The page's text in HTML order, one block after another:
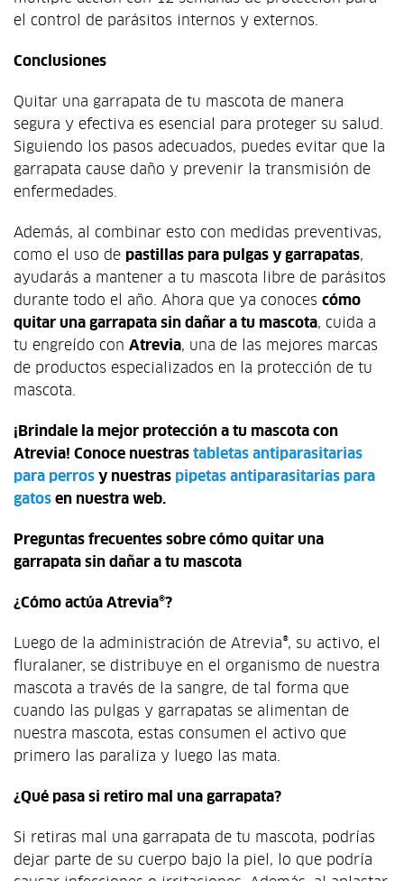
el control de parásitos internos y externos.
Conclusiones
Quitar una garrapata de tu mascota de manera
segura y efectiva es esencial para proteger su salud.
Siguiendo los pasos adecuados, puedes evitar que la
garrapata cause daño y prevenir la transmisión de
enfermedades.
Además, al combinar esto con medidas preventivas,
como el uso de pastillas para pulgas y garrapatas,
ayudarás a mantener a tu mascota libre de parásitos
durante todo el año. Ahora que ya conoces cómo
quitar una garrapata sin dañar a tu mascota, cuida a
tu engreído con Atrevia, una de las mejores marcas
de productos especializados en la protección de tu
mascota.
¡Brindale la mejor protección a tu mascota con
Atrevia! Conoce nuestras tabletas antiparasitarias
para perros y nuestras pipetas antiparasitarias para
gatos en nuestra web.
Preguntas frecuentes sobre cómo quitar una
garrapata sin dañar a tu mascota
¿Cómo actúa Atrevia®?
Luego de la administración de Atrevia®, su activo, el
fluralaner, se distribuye en el organismo de nuestra
mascota a través de la sangre, de tal forma que
cuando las pulgas y garrapatas se alimentan de
nuestra mascota, estas consumen el activo que
primero las paraliza y luego las mata.
¿Qué pasa si retiro mal una garrapata?
Si retiras mal una garrapata de tu mascota, podrías
dejar parte de su cuerpo bajo la piel, lo que podría